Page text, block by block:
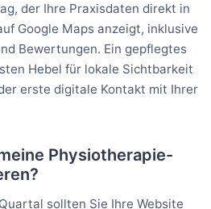
der Ihre Praxisdaten direkt in
Google Maps anzeigt, inklusive
Bewertungen. Ein gepflegtes
Hebel für lokale Sichtbarkeit
erste digitale Kontakt mit Ihrer
Physiotherapie-
sollten Sie Ihre Website